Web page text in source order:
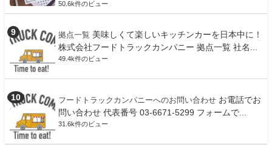
50.6k件のビュー
拠点一覧 美味しくて楽しいキッチンカーを日本中に！
株式会社フードトラックカンパニー 拠点一覧 社名...
49.4k件のビュー
フードトラックカンパニーへのお問い合わせ お電話でお
問い合わせ 代表番号 03-6671-5299 フォームで...
31.6k件のビュー